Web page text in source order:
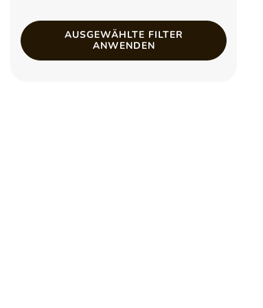
AUSGEWÄHLTE FILTER
ANWENDEN